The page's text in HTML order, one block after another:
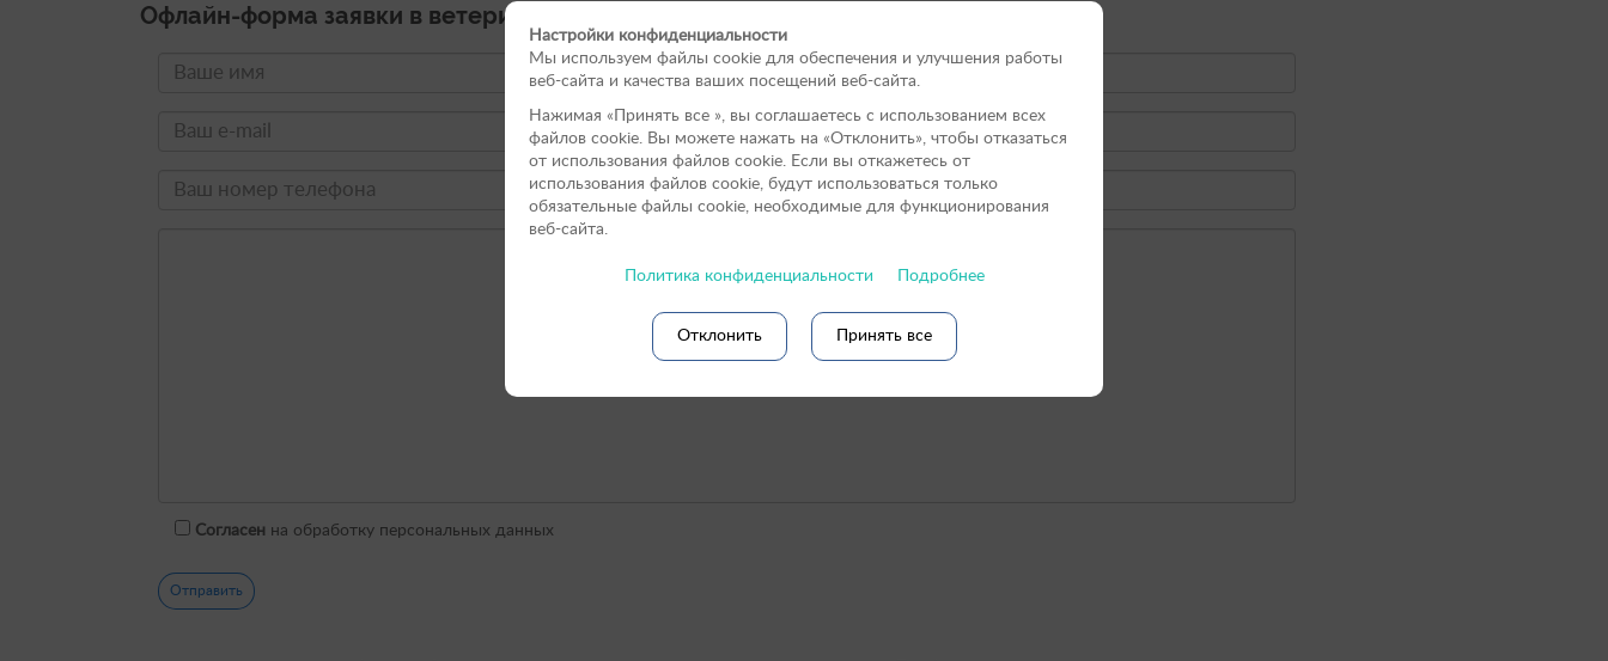
Офлайн-форма заявки в ветеринарный центр:
Согласен на обработку персональных данных
Настройки конфиденциальности
Мы используем файлы cookie для обеспечения и улучшения работы
веб-сайта и качества ваших посещений веб-сайта.
Нажимая «Принять вce », вы соглашаетесь с использованием всех
файлов cookie. Вы можете нажать на «Отклонить», чтобы отказаться
от использования файлов сookie. Если вы откажетесь от
использования файлов cookie, будут использоваться только
обязательные файлы cookie, необходимые для функционирования
веб-сайта.
Политика конфиденциальности Подробнее
Отклонить Принять все